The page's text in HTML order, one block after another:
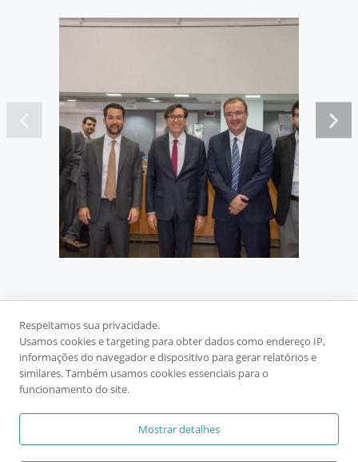
NewsletterPolítica de Privacidade
© 2026 - Associação Congresso de Direito Processual
Empresarial APROEMP
Respeitamos sua privacidade.
Usamos cookies e targeting para obter dados como endereço IP,
informações do navegador e dispositivo para gerar relatórios e
similares. Também usamos cookies essenciais para o
funcionamento do site.
Mostrar detalhes